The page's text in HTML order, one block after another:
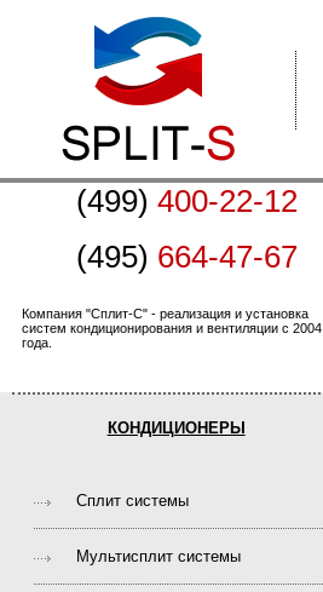
(499) 400-22-12
(495) 664-47-67
Компания "Сплит-С" - реализация и установка
систем кондиционирования и вентиляции с 2004
года.
КОНДИЦИОНЕРЫ
Cплит системы
Мультисплит системы